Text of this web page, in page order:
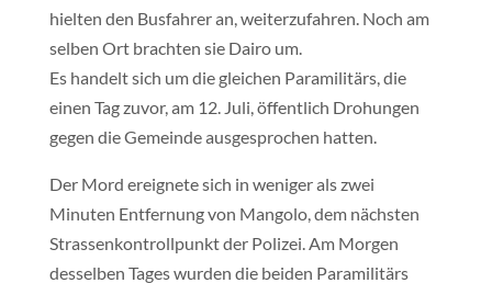
hielten den Busfahrer an, weiterzufahren. Noch am
selben Ort brachten sie Dairo um.
Es handelt sich um die gleichen Paramilitärs, die
einen Tag zuvor, am 12. Juli, öffentlich Drohungen
gegen die Gemeinde ausgesprochen hatten.
Der Mord ereignete sich in weniger als zwei
Minuten Entfernung von Mangolo, dem nächsten
Strassenkontrollpunkt der Polizei. Am Morgen
desselben Tages wurden die beiden Paramilitärs